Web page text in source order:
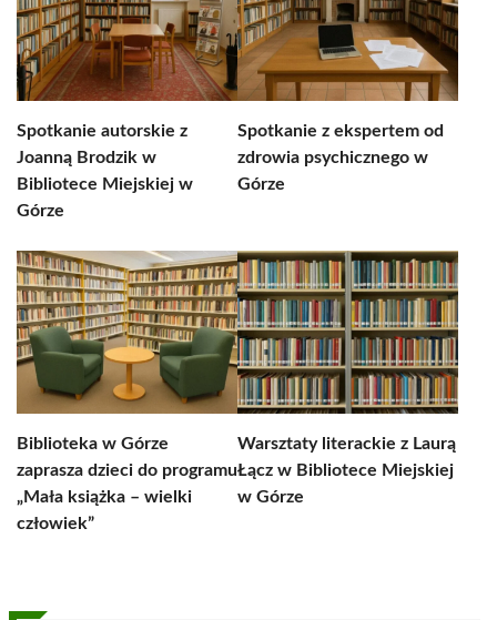
Spotkanie autorskie z
Joanną Brodzik w
Bibliotece Miejskiej w
Górze
Spotkanie z ekspertem od
zdrowia psychicznego w
Górze
Biblioteka w Górze
zaprasza dzieci do programu
„Mała książka – wielki
człowiek”
Warsztaty literackie z Laurą
Łącz w Bibliotece Miejskiej
w Górze